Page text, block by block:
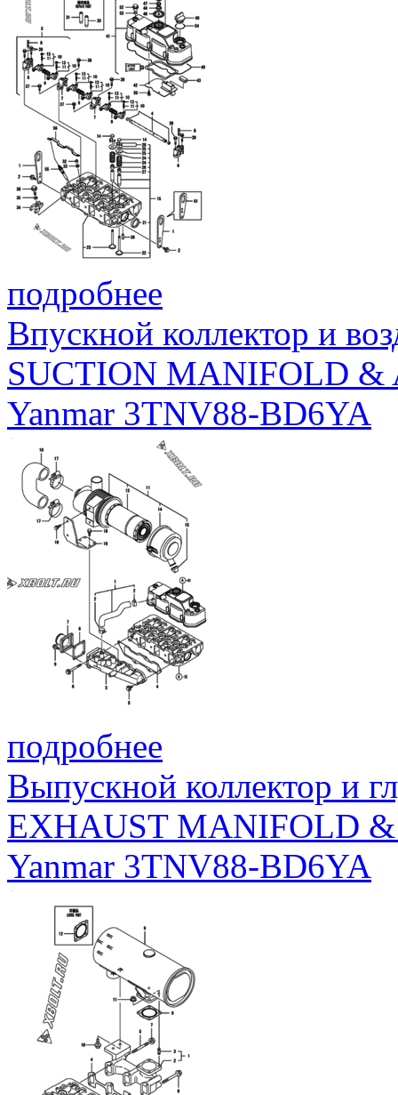
подробнее
Впускной коллектор и
SUCTION MANIFOLD &
Yanmar 3TNV88-BD6YA
подробнее
Выпускной коллектор и
EXHAUST MANIFOLD
Yanmar 3TNV88-BD6YA